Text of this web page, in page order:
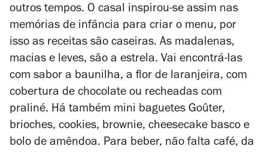
outros tempos. O casal inspirou-se assim nas
memórias de infância para criar o menu, por
isso as receitas são caseiras. As madalenas,
macias e leves, são a estrela. Vai encontrá-las
com sabor a baunilha, a flor de laranjeira, com
cobertura de chocolate ou recheadas com
praliné. Há também mini baguetes Goûter,
brioches, cookies, brownie, cheesecake basco e
bolo de amêndoa. Para beber, não falta café, da